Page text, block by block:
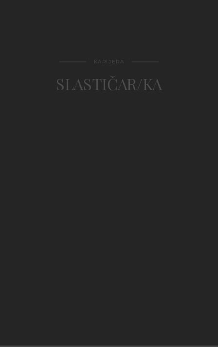
KARIJERA
SLASTIČAR/KA